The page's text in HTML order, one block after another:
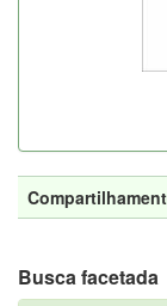
Busca facetada